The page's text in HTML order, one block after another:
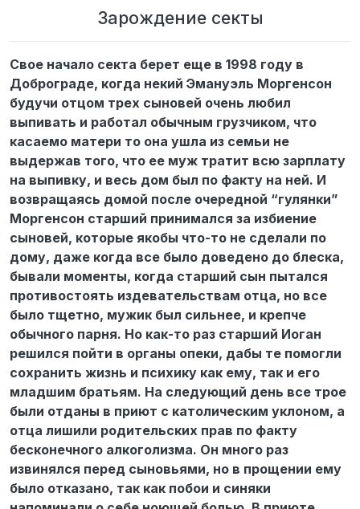
Зарождение секты
Свое начало секта берет еще в 1998 году в
Доброграде, когда некий Эмануэль Моргенсон
будучи отцом трех сыновей очень любил
выпивать и работал обычным грузчиком, что
касаемо матери то она ушла из семьи не
выдержав того, что ее муж тратит всю зарплату
на выпивку, и весь дом был по факту на ней. И
возвращаясь домой после очередной “гулянки”
Моргенсон старший принимался за избиение
сыновей, которые якобы что-то не сделали по
дому, даже когда все было доведено до блеска,
бывали моменты, когда старший сын пытался
противостоять издевательствам отца, но все
было тщетно, мужик был сильнее, и крепче
обычного парня. Но как-то раз старший Иоган
решился пойти в органы опеки, дабы те помогли
сохранить жизнь и психику как ему, так и его
младшим братьям. На следующий день все трое
были отданы в приют с католическим уклоном, а
отца лишили родительских прав по факту
бесконечного алкоголизма. Он много раз
извинялся перед сыновьями, но в прощении ему
было отказано, так как побои и синяки